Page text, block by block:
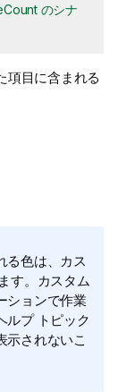
のシナ
項目に含まれる
る色は、カス
す。カスタム
ションで作業
ルプ トピック
示されないこ